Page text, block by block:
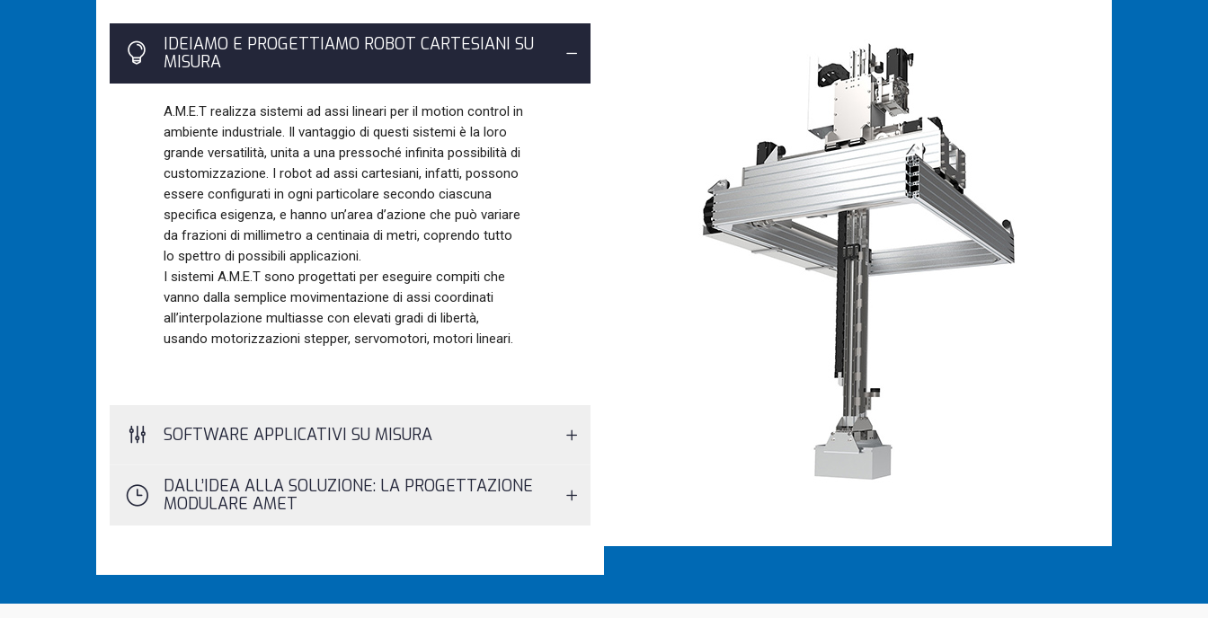
IDEIAMO E PROGETTIAMO ROBOT CARTESIANI SU
MISURA
A.M.E.T realizza sistemi ad assi lineari per il motion control in
ambiente industriale. Il vantaggio di questi sistemi è la loro
grande versatilità, unita a una pressoché infinita possibilità di
customizzazione. I robot ad assi cartesiani, infatti, possono
essere configurati in ogni particolare secondo ciascuna
specifica esigenza, e hanno un’area d’azione che può variare
da frazioni di millimetro a centinaia di metri, coprendo tutto
lo spettro di possibili applicazioni.
I sistemi A.M.E.T sono progettati per eseguire compiti che
vanno dalla semplice movimentazione di assi coordinati
all’interpolazione multiasse con elevati gradi di libertà,
usando motorizzazioni stepper, servomotori, motori lineari.
SOFTWARE APPLICATIVI SU MISURA
DALL’IDEA ALLA SOLUZIONE: LA PROGETTAZIONE
MODULARE AMET